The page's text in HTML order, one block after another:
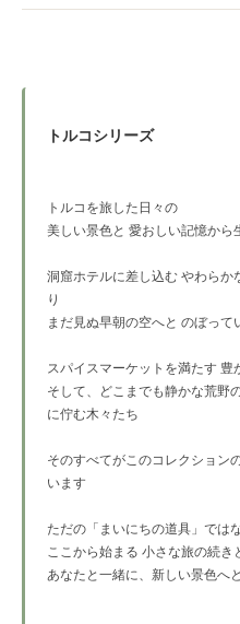
トルコシリーズ
トルコを旅した日々の
美しい景色と 愛おしい記憶から
洞窟ホテルに差し込む やわらか
り
まだ見ぬ早朝の空へと のぼって
スパイスマーケットを満たす 豊
そして、どこまでも静かな荒野
に佇む木々たち
そのすべてがこのコレクション
います
ただの「まいにちの道具」では
ここから始まる 小さな旅の続き
あなたと一緒に、新しい景色へ